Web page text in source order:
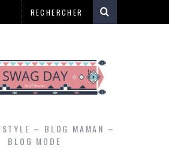
– BLOG MAMAN –
BLOG MODE